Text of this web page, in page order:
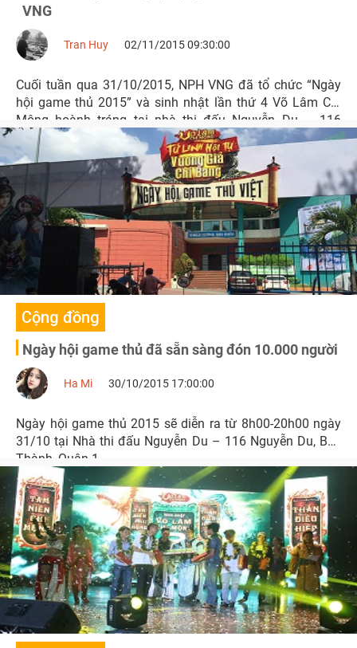
VNG
Tran Huy 02/11/2015 09:30:00
Cuối tuần qua 31/10/2015, NPH VNG đã tổ chức “Ngày
hội game thủ 2015” và sinh nhật lần thứ 4 Võ Lâm Chi
Mộng hoành tráng tại nhà thi đấu Nguyễn Du – 116
Nguyễn Du, Bến Thành, Quận 1.
Cộng đồng
Ngày hội game thủ đã sẵn sàng đón 10.000 người
Ha Mi 30/10/2015 17:00:00
Ngày hội game thủ 2015 sẽ diễn ra từ 8h00-20h00 ngày
31/10 tại Nhà thi đấu Nguyễn Du – 116 Nguyễn Du, Bến
Thành, Quận 1.